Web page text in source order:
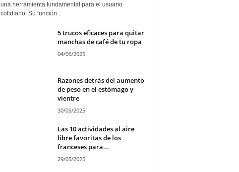
una herramienta fundamental para el usuario
cotidiano. Su función...
5 trucos eficaces para quitar
manchas de café de tu ropa
04/06/2025
Razones detrás del aumento
de peso en el estómago y
vientre
30/05/2025
Las 10 actividades al aire
libre favoritas de los
franceses para...
29/05/2025